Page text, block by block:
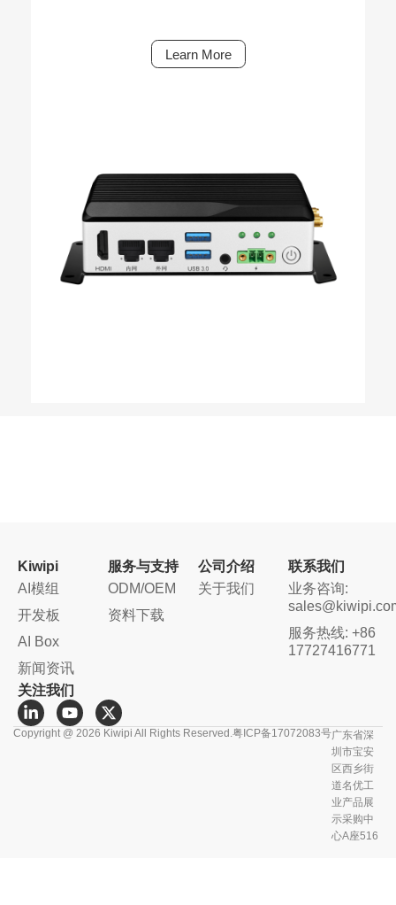
Learn More
Kiwipi
AI模组
开发板
AI Box
新闻资讯
服务与支持
ODM/OEM
资料下载
公司介绍
关于我们
联系我们
业务咨询:
服务热线: +86
17727416771
关注我们
L
i
n
Y
o
u
X
-
t
Copyright @ 2026 Kiwipi All Rights Reserved.粤ICP备17072083号广东省深
圳市宝安
区西乡街
道名优工
业产品展
示采购中
心A座516